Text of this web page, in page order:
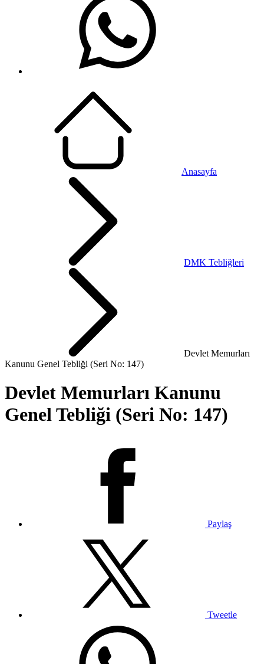
Anasayfa
DMK Tebliğleri
Devlet Memurları
Kanunu Genel Tebliği (Seri No: 147)
Devlet Memurları Kanunu
Genel Tebliği (Seri No: 147)
Paylaş
Tweetle